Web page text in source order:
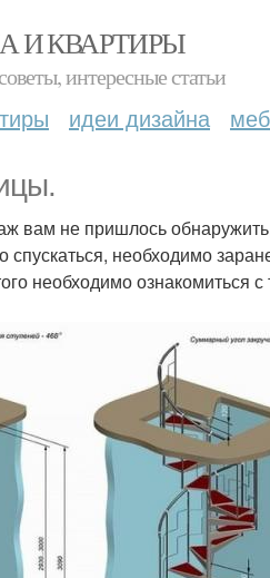
И КВАРТИРЫ
интересные статьи
идеи дизайна
вам не пришлось
необходимо
необходимо ознакомиться